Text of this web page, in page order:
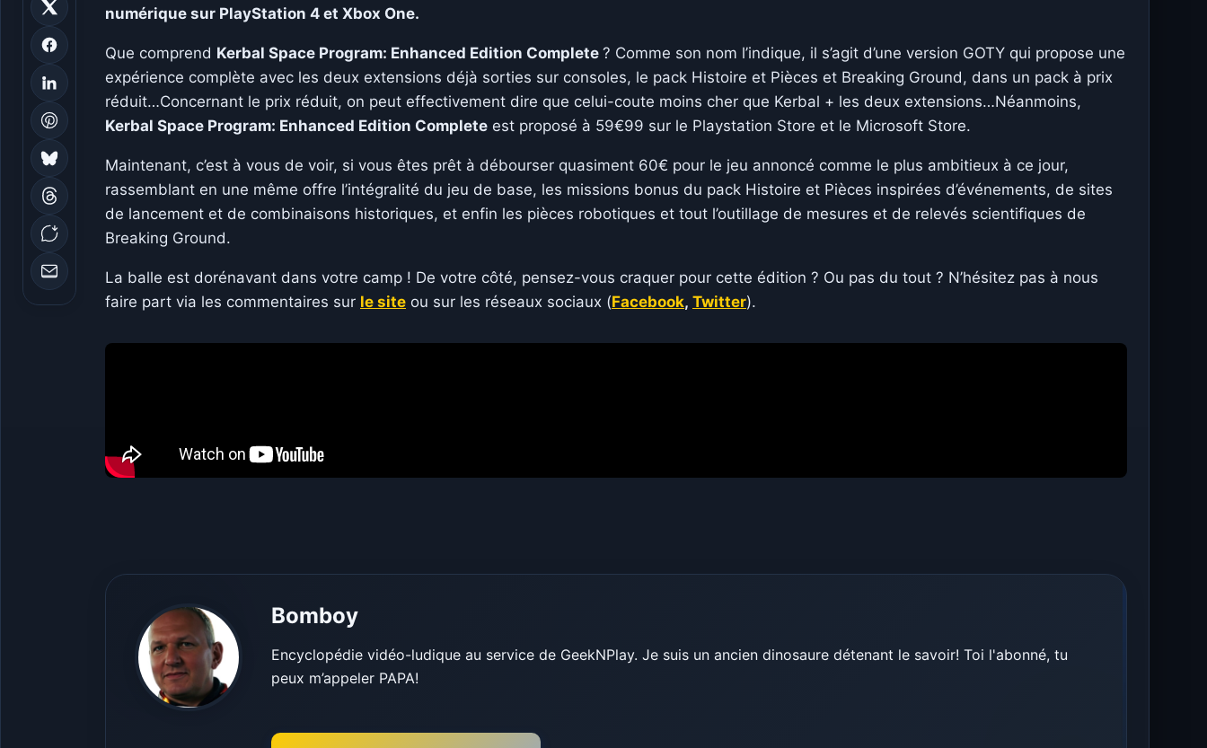
numérique sur PlayStation 4 et Xbox One.
Que comprend Kerbal Space Program: Enhanced Edition Complete ? Comme son nom l’indique, il s’agit d’une version GOTY qui propose une
expérience complète avec les deux extensions déjà sorties sur consoles, le pack Histoire et Pièces et Breaking Ground, dans un pack à prix
réduit…Concernant le prix réduit, on peut effectivement dire que celui-coute moins cher que Kerbal + les deux extensions…Néanmoins,
Kerbal Space Program: Enhanced Edition Complete est proposé à 59€99 sur le Playstation Store et le Microsoft Store.
Maintenant, c’est à vous de voir, si vous êtes prêt à débourser quasiment 60€ pour le jeu annoncé comme le plus ambitieux à ce jour,
rassemblant en une même offre l’intégralité du jeu de base, les missions bonus du pack Histoire et Pièces inspirées d’événements, de sites
de lancement et de combinaisons historiques, et enfin les pièces robotiques et tout l’outillage de mesures et de relevés scientifiques de
Breaking Ground.
La balle est dorénavant dans votre camp ! De votre côté, pensez-vous craquer pour cette édition ? Ou pas du tout ? N’hésitez pas à nous
faire part via les commentaires sur le site ou sur les réseaux sociaux (Facebook, Twitter).
Bomboy
Encyclopédie vidéo-ludique au service de GeekNPlay. Je suis un ancien dinosaure détenant le savoir! Toi l'abonné, tu
peux m’appeler PAPA!